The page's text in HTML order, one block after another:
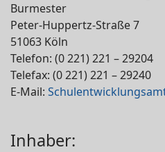
Burmester
Peter-Huppertz-Straße 7
51063 Köln
Telefon: (0 221) 221 – 29204
Telefax: (0 221) 221 – 29240
E-Mail:
Inhaber: